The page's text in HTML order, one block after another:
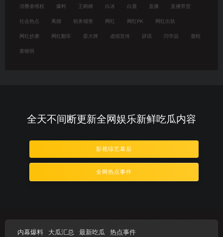
消费者维权 爆料 王鹤棣 白冰 白鹿 直播 直播带货
社会热点 离婚 税务稽查 网红 网红PK 网红出轨
网红抄袭 网红翻车 耍大牌 虚假宣传 辟谣 闫学晶 鹿晗
黄晓明
全天不间断更新全网娱乐新鲜吃瓜内容
影视综艺幕后
全网热点事件
内幕爆料 大瓜汇总 最新吃瓜 热点事件